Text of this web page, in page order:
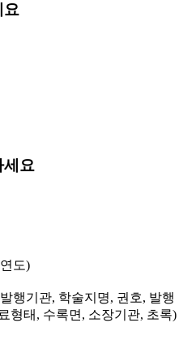
요
세요
도)
행기관, 학술지명, 권호, 발행
형태, 수록면, 소장기관, 초록)